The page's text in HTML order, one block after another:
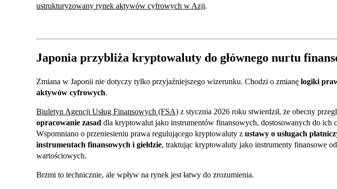
ustrukturyzowany rynek aktywów cyfrowych w Azji.
Japonia przybliża kryptowaluty do głównego nurtu
Zmiana w Japonii nie dotyczy tylko przyjaźniejszego wizerunku. Chodzi o zmianę logiki
aktywów cyfrowych.
Biuletyn Agencji Usług Finansowych (FSA) z stycznia 2026 roku stwierdził, że obecny
opracowanie zasad dla kryptowalut jako instrumentów finansowych, dostosowanych do ich
Wspomniano o przeniesieniu prawa regulującego kryptowaluty z ustawy o usługach
instrumentach finansowych i giełdzie, traktując kryptowaluty jako instrumenty finansowe
wartościowych.
Brzmi to technicznie, ale wpływ na rynek jest łatwy do zrozumienia.